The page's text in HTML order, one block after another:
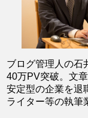
ブログ管理人の石
40万PV突破。文
安定型の企業を退
ライター等の執筆